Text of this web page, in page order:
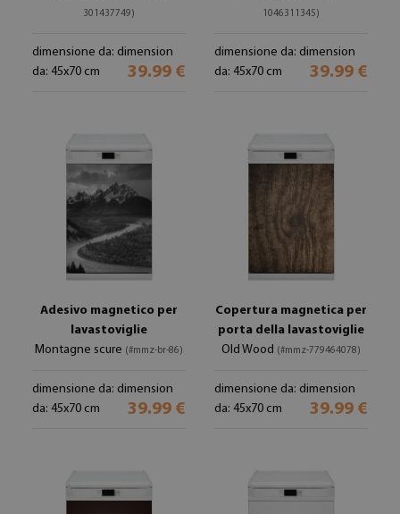
301437749)
dimensione da: dimension
da: 45x70 cm
39.99 €
1046311345)
dimensione da: dimension
da: 45x70 cm
39.99 €
Adesivo magnetico per
lavastoviglie
Montagne scure (#mmz-br-86)
dimensione da: dimension
da: 45x70 cm
39.99 €
Copertura magnetica per
porta della lavastoviglie
Old Wood (#mmz-779464078)
dimensione da: dimension
da: 45x70 cm
39.99 €